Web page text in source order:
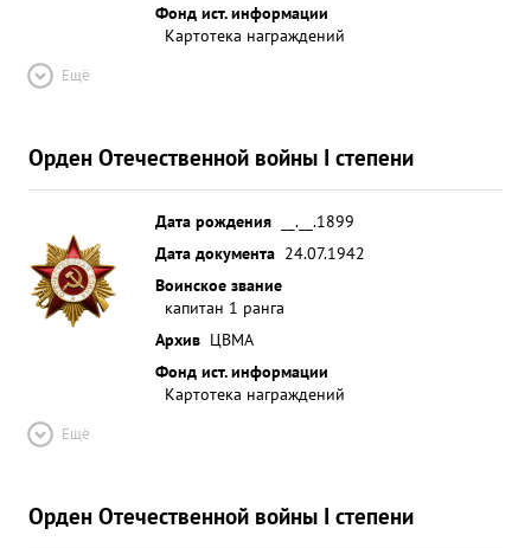
Фонд ист. информации
Картотека награждений
Ещё
Орден Отечественной войны I степени
Дата рождения
__.__.1899
Дата документа 24.07.1942
Воинское звание
капитан 1 ранга
Архив ЦВМА
Фонд ист. информации
Картотека награждений
Ещё
Орден Отечественной войны I степени